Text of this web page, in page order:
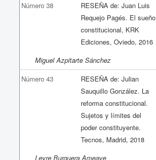
Número 38
RESEÑA de: Juan Luis
Requejo Pagés. El sueño
constitucional, KRK
Ediciones, Oviedo, 2016
Miguel Azpitarte Sánchez
Número 43
RESEÑA de: Julian
Sauquillo González. La
reforma constitucional.
Sujetos y límites del
poder constituyente.
Tecnos, Madrid, 2018
Leyre Burguera Ameave